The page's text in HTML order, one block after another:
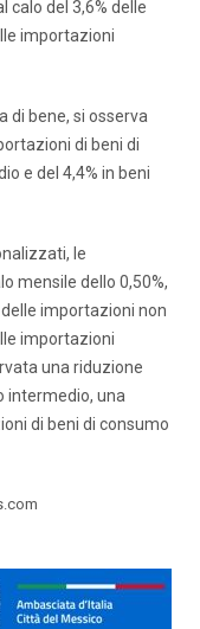
calo del 3,6% delle
importazioni
di bene, si osserva
di beni di
e del 4,4% in beni
le
mensile dello 0,50%,
importazioni non
importazioni
una riduzione
intermedio, una
di beni di consumo